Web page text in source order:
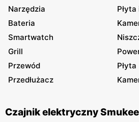
Narzędzia
Bateria
Smartwatch
Grill
Przewód
Płyta
Przedłużacz
Czajnik elektryczny